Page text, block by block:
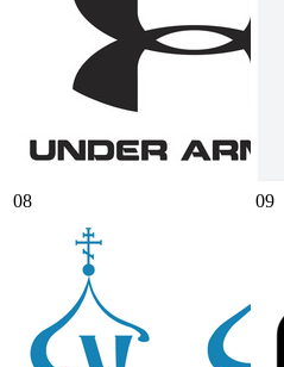
08 09